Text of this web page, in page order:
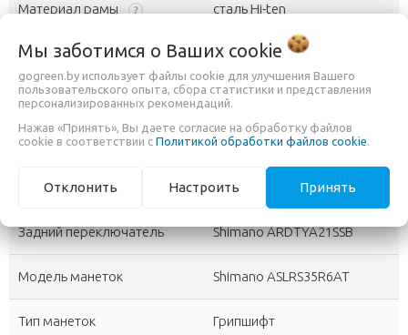
Материал рамы ? сталь Hi-ten
Тип рамы Открытая
Складная рама Да
Тип трансмиссии с внешним переключением
Количество скоростей ? 6 (1x6)
Задний переключатель Shimano ARDTYA21SSB
Модель манеток Shimano ASLRS35R6AT
Тип манеток Грипшифт
Мы заботимся о Ваших cookie
gogreen.by использует файлы cookie для улучшения Вашего
пользовательского опыта, сбора статистики и представления
персонализированных рекомендаций.
Нажав «Принять», Вы даете согласие на обработку файлов
cookie в соответствии с Политикой обработки файлов cookie.
Отклонить Настроить Принять